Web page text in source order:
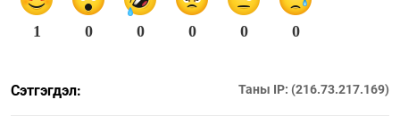
1 0 0 0 0 0
Сэтгэгдэл: Таны IP: (216.73.217.169)